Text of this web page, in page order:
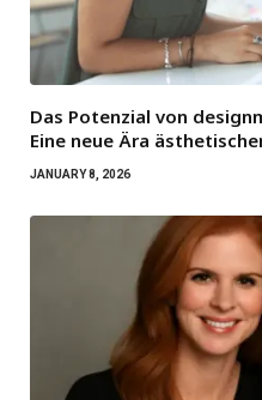
Das Potenzial von
Eine neue Ära
JANUARY 8, 2026